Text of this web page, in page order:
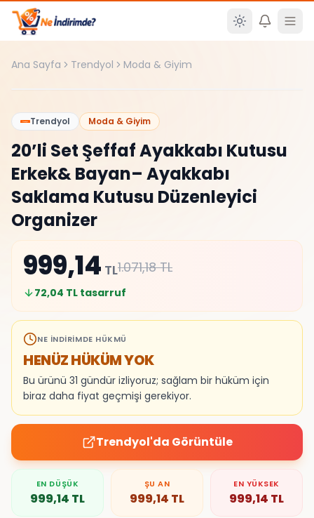
Ana içeriğe atla
Ana Sayfa Trendyol Moda & Giyim
%7
Trendyol Moda & Giyim
20’li Set Şeffaf Ayakkabı Kutusu
Erkek& Bayan– Ayakkabı
Saklama Kutusu Düzenleyici
Organizer
999,14 TL1.071,18TL
72,04 TL tasarruf
NE İNDIRIMDE HÜKMÜ
HENÜZ HÜKÜM YOK
Bu ürünü 31 gündür izliyoruz; sağlam bir hüküm için
biraz daha fiyat geçmişi gerekiyor.
Trendyol'da Görüntüle
EN DÜŞÜK
999,14 TL
ŞU AN
999,14 TL
EN YÜKSEK
999,14 TL